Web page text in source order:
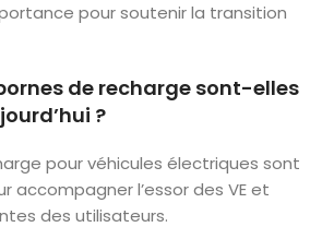
pour soutenir la transition
de recharge sont-elles
?
pour véhicules électriques sont
accompagner l’essor des VE et
des utilisateurs.